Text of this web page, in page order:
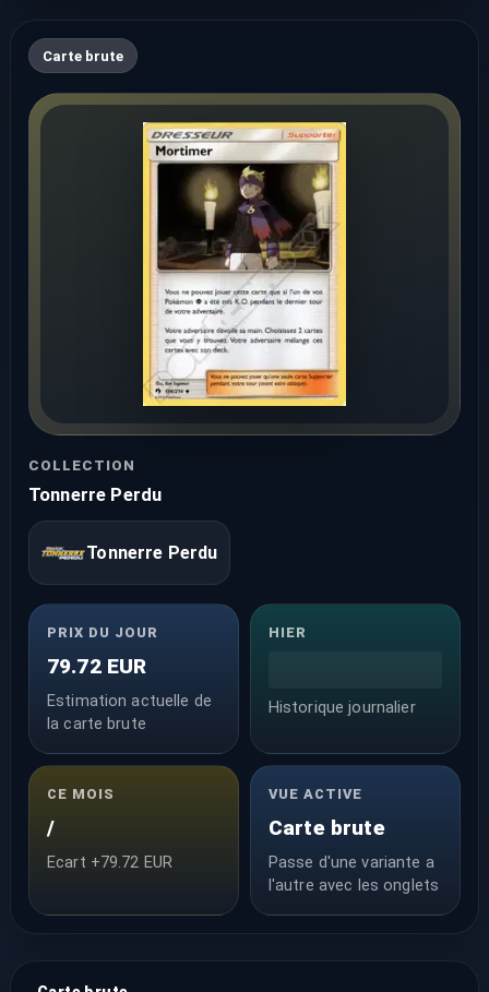
Carte brute
COLLECTION
Tonnerre Perdu
Tonnerre Perdu
PRIX DU JOUR
79.72 EUR
Estimation actuelle de
la carte brute
HIER
Historique journalier
CE MOIS
/
Ecart +79.72 EUR
VUE ACTIVE
Carte brute
Passe d'une variante a
l'autre avec les onglets